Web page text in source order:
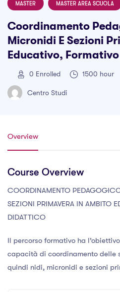
MASTER MASTER AREA SCUOLA
Coordinamento
Micronidi E Sezioni
Educativo,
0 Enrolled 1500 hour
Centro Studi
Overview
Course Overview
COORDINAMENTO
SEZIONI PRIMAVERA IN AMBITO
DIDATTICO
Il percorso formativo ha
capacità di coordinamento delle
quindi nidi, micronidi e sezioni